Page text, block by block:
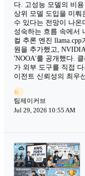
다. 고성능 모델의 비
상위 모델 도입을 미뤄
수 있다는 전망이 나온
성숙하는 흐름 속에서
컬 추론 엔진 llama.cpp
원을 추가했고,
'NOOA'를 공개했다.
가 외부 도구를 직접
이전트 신뢰성의 최우
팀
팀제이커브
Jul 29, 2026 10:55 AM